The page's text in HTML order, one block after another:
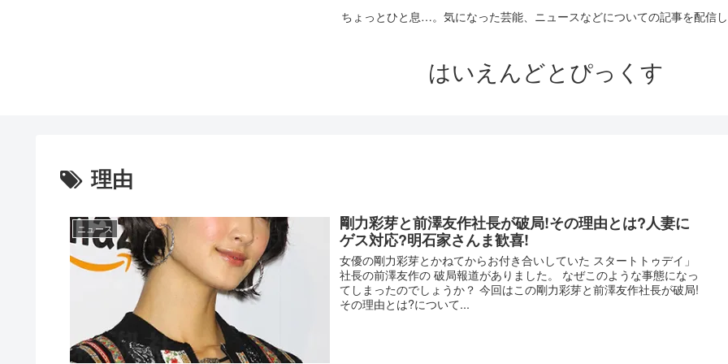
ちょっとひと息…。気になった芸能、ニュースなどについての記事を配信
はいえんどとぴっくす
理由
ニュース
剛力彩芽と前澤友作社長が破局!その理由とは?人妻に
ゲス対応?明石家さんま歓喜!
女優の剛力彩芽とかねてからお付き合いしていた スタートトゥデイ」
社長の前澤友作の 破局報道がありました。 なぜこのような事態になっ
てしまったのでしょうか？ 今回はこの剛力彩芽と前澤友作社長が破局!
その理由とは?について...